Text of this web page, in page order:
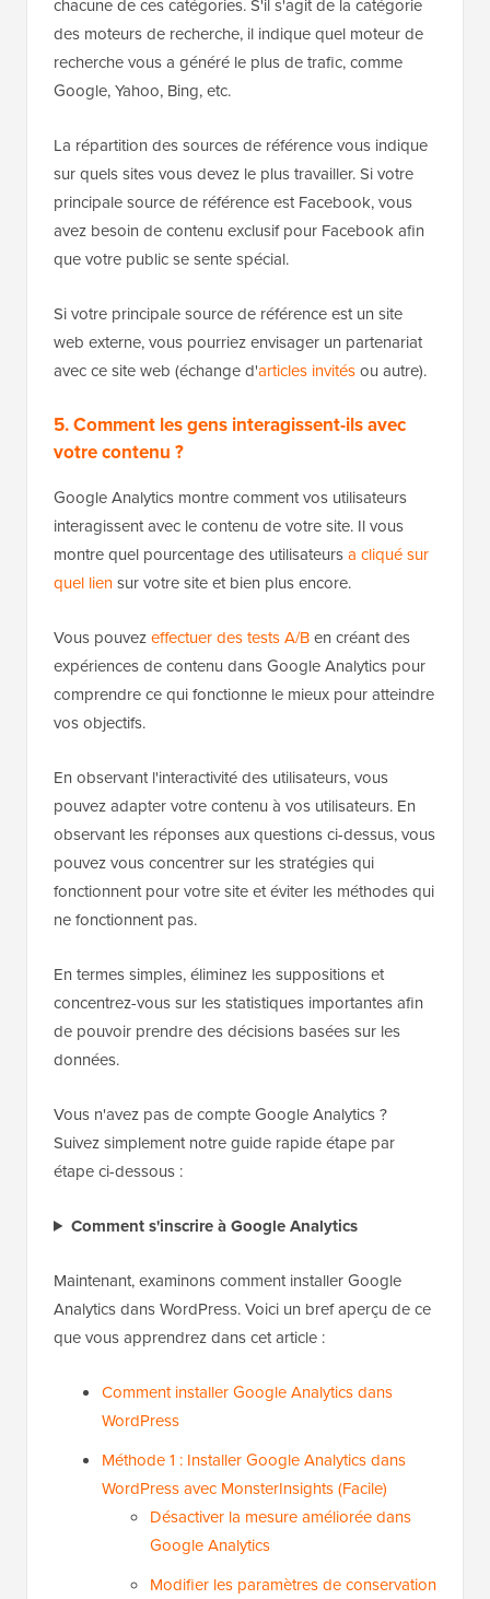
chacune de ces catégories. S'il s'agit de la catégorie
des moteurs de recherche, il indique quel moteur de
recherche vous a généré le plus de trafic, comme
Google, Yahoo, Bing, etc.
La répartition des sources de référence vous indique
sur quels sites vous devez le plus travailler. Si votre
principale source de référence est Facebook, vous
avez besoin de contenu exclusif pour Facebook afin
que votre public se sente spécial.
Si votre principale source de référence est un site
web externe, vous pourriez envisager un partenariat
avec ce site web (échange d'articles invitésou autre).
5. Comment les gens interagissent-ils avec
votre contenu ?
Google Analytics montre comment vos utilisateurs
interagissent avec le contenu de votre site. Il vous
montre quel pourcentage des utilisateursa cliqué sur
quel liensur votre site et bien plus encore.
Vous pouvezeffectuer des tests A/Ben créant des
expériences de contenu dans Google Analytics pour
comprendre ce qui fonctionne le mieux pour atteindre
vos objectifs.
En observant l'interactivité des utilisateurs, vous
pouvez adapter votre contenu à vos utilisateurs. En
observant les réponses aux questions ci-dessus, vous
pouvez vous concentrer sur les stratégies qui
fonctionnent pour votre site et éviter les méthodes qui
ne fonctionnent pas.
En termes simples, éliminez les suppositions et
concentrez-vous sur les statistiques importantes afin
de pouvoir prendre des décisions basées sur les
données.
Vous n'avez pas de compte Google Analytics ?
Suivez simplement notre guide rapide étape par
étape ci-dessous :
Comment s'inscrire à Google Analytics
Maintenant, examinons comment installer Google
Analytics dans WordPress. Voici un bref aperçu de ce
que vous apprendrez dans cet article :
Comment installer Google Analytics dans
WordPress
Méthode 1 : Installer Google Analytics dans
WordPress avec MonsterInsights (Facile)
Désactiver la mesure améliorée dans
Google Analytics
Modifier les paramètres de conservation